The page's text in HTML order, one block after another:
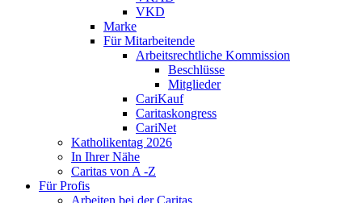
VKD
Marke
Für Mitarbeitende
Arbeitsrechtliche Kommission
Beschlüsse
Mitglieder
CariKauf
Caritaskongress
CariNet
Katholikentag 2026
In Ihrer Nähe
Caritas von A -Z
Für Profis